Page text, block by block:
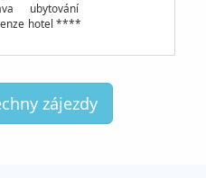
ubytování
hotel ****
zájezdy